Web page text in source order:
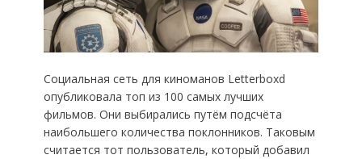
Социальная сеть для киноманов Letterboxd
опубликовала топ из 100 самых лучших
фильмов. Они выбирались путём подсчёта
наибольшего количества поклонников. Таковым
считается тот пользователь, который добавил